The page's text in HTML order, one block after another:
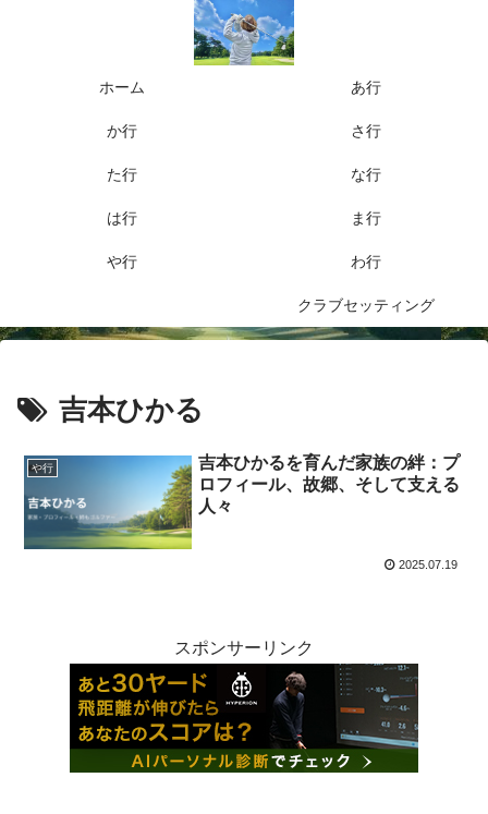
ホーム あ行
か行 さ行
た行 な行
は行 ま行
や行 わ行
クラブセッティング
吉本ひかる
や行
吉本ひかるを育んだ家族の絆：プ
ロフィール、故郷、そして支える
人々
2025.07.19
スポンサーリンク